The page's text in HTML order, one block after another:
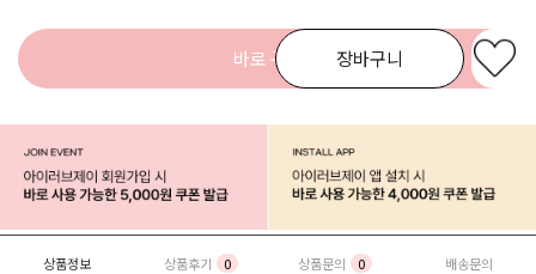
장바구니
바로 구매
상품정보 상품후기 0 상품문의 0 배송문의